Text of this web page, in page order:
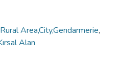
Area,City,Gendarmerie,
Alan